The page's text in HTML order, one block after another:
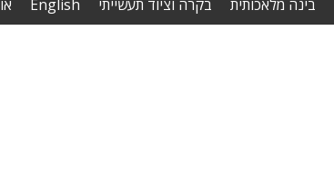
בינה מלאכותית בקרה וציוד תעשייתי English